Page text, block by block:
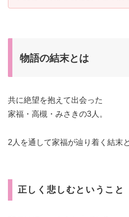
物語の結末とは
共に絶望を抱えて出会った
家福・高槻・みさきの3人。
2人を通して家福が辿り着く結末
正しく悲しむということ